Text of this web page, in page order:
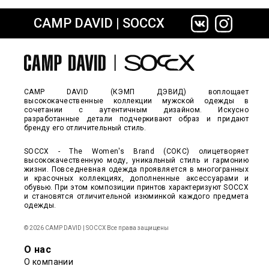
сайте СДЭК
CAMP DAVID | SOCCX
CAMP DAVID (КЭМП ДЭВИД) воплощает
высококачественные коллекции мужской одежды в
сочетании с аутентичным дизайном. Искусно
разработанные детали подчеркивают образ и придают
бренду его отличительный стиль.
SOCCX - The Women's Brand (СОКС) олицетворяет
высококачественную моду, уникальный стиль и гармонию
жизни. Повседневная одежда проявляется в многогранных
и красочных коллекциях, дополненные аксессуарами и
обувью. При этом композиции принтов характеризуют SOCCX
и становятся отличительной изюминкой каждого предмета
одежды.
© 2026 CAMP DAVID | SOCCX Все права защищены
О нас
О компании